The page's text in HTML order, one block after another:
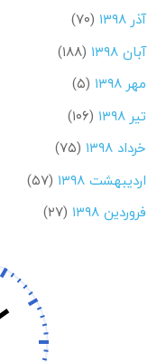
آذر ۱۳۹۸
(۷۰)
آبان ۱۳۹۸
(۱۸۸)
مهر ۱۳۹۸
(۵)
تیر ۱۳۹۸
(۱۰۶)
خرداد ۱۳۹۸
(۷۵)
اردیبهشت ۱۳۹۸
(۵۷)
فروردین ۱۳۹۸
(۲۷)